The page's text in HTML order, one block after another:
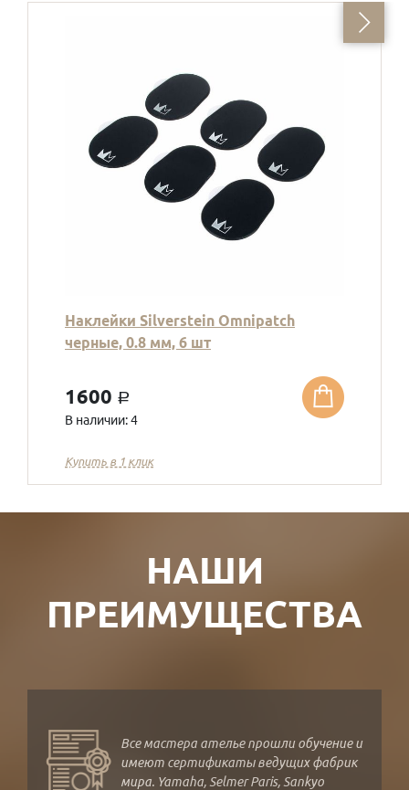
Наклейки Silverstein Omnipatch
черные, 0.8 мм, 6 шт
1600 a
В наличии: 4
Купить в 1 клик
НАШИ
ПРЕИМУЩЕСТВА
Все мастера ателье прошли обучение и
имеют сертификаты ведущих фабрик
мира. Yamaha, Selmer Paris, Sankyo